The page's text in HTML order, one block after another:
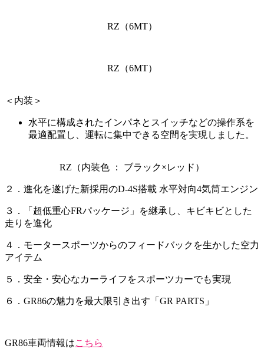
RZ（6MT）
RZ（6MT）
＜内装＞
水平に構成されたインパネとスイッチなどの操作系を
最適配置し、運転に集中できる空間を実現しました。
RZ （内装色 ： ブラック×レッド）
２．進化を遂げた新採用のD-4S搭載 水平対向4気筒エンジン
３．「超低重心FRパッケージ」を継承し、キビキビとした
走りを進化
４．モータースポーツからのフィードバックを生かした空力
アイテム
５．安全・安心なカーライフをスポーツカーでも実現
６．GR86の魅力を最大限引き出す 「GR PARTS」
GR86車両情報はこちら